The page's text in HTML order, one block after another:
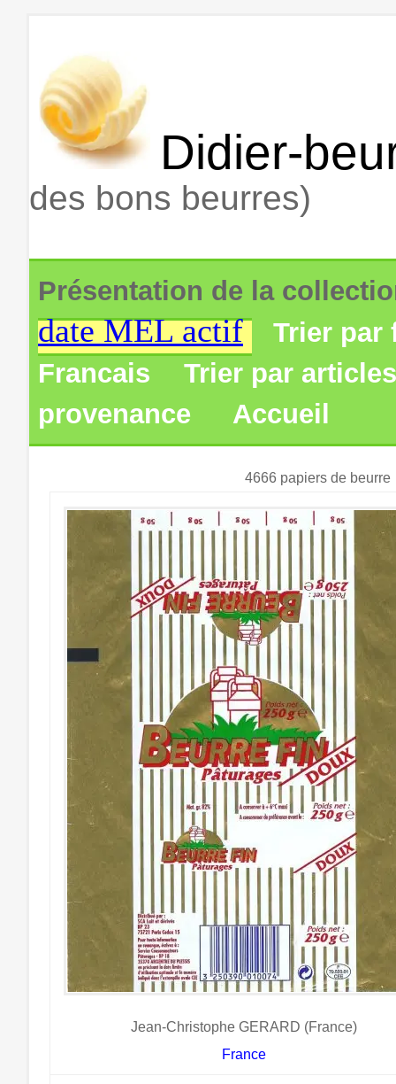
Didier-
des bons beurres)
Présentation de la
date MEL actif
Trier par
Francais
Trier par
provenance
Accueil
4666 papiers de beurre
Jean-Christophe GERARD (France)
France